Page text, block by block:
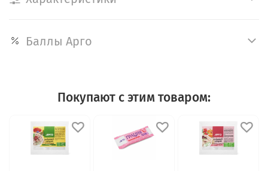
Баллы Арго
Покупают с этим товаром: